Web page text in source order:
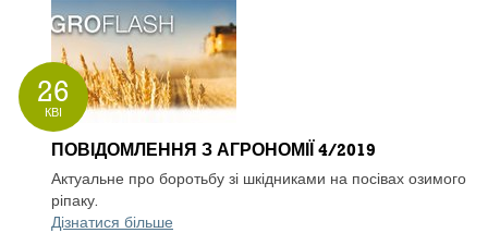
26
КВІ
ПОВІДОМЛЕННЯ З АГРОНОМІЇ 4/2019
Актуальне про боротьбу зі шкідниками на посівах озимого
ріпаку.
Дізнатися більше